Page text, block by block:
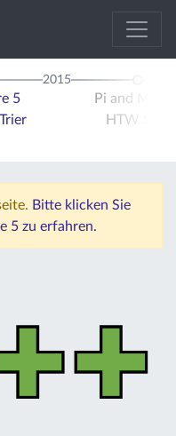
5
2015
Pi and More
HTW Saar
Bitte klicken Sie
5 zu erfahren.